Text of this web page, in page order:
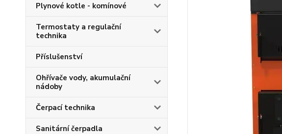
Plynové kotle - komínové
Termostaty a regulační
technika
Příslušenství
Ohřívače vody, akumulační
nádoby
Čerpací technika
Sanitární čerpadla